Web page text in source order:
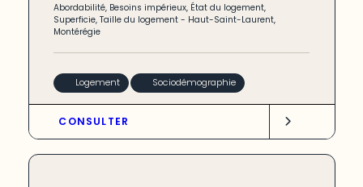
Abordabilité, Besoins impérieux, État du logement,
Superficie,Taille du logement - Haut-Saint-Laurent,
Montérégie
Logement Sociodémographie
CONSULTER